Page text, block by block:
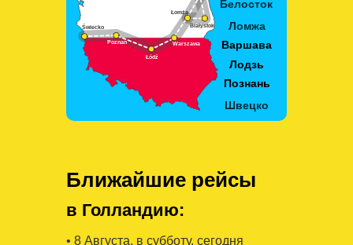
Ближайшие рейсы
в Голландию:
• 8 Августa, в субботу, сегодня